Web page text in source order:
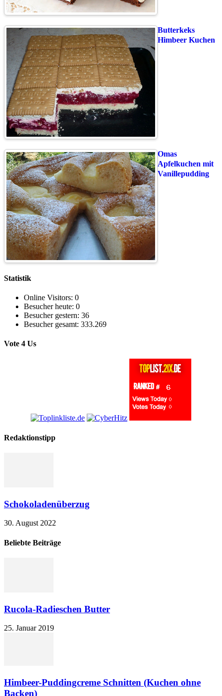
Butterkeks
Himbeer Kuchen
Omas
Apfelkuchen mit
Vanillepudding
Statistik
Online Visitors: 0
Besucher heute: 0
Besucher gestern: 36
Besucher gesamt: 333.269
Vote 4 Us
Redaktionstipp
Schokoladenüberzug
30. August 2022
Beliebte Beiträge
Rucola-Radieschen Butter
25. Januar 2019
Himbeer-Puddingcreme Schnitten (Kuchen ohne
Backen)